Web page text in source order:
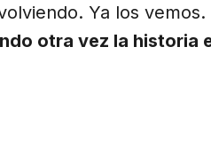
Ya los vemos.
otra vez la historia